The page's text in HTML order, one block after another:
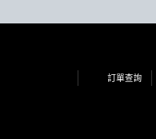
訂單查詢